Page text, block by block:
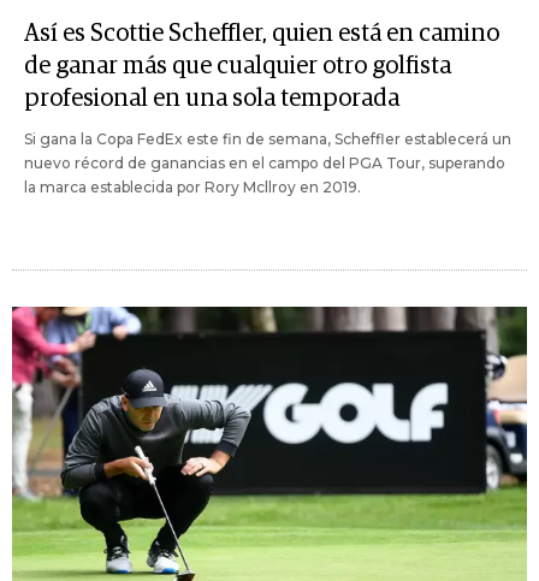
Así es Scottie Scheffler, quien está en camino
de ganar más que cualquier otro golfista
profesional en una sola temporada
Si gana la Copa FedEx este fin de semana, Scheffler establecerá un
nuevo récord de ganancias en el campo del PGA Tour, superando
la marca establecida por Rory Mcllroy en 2019.